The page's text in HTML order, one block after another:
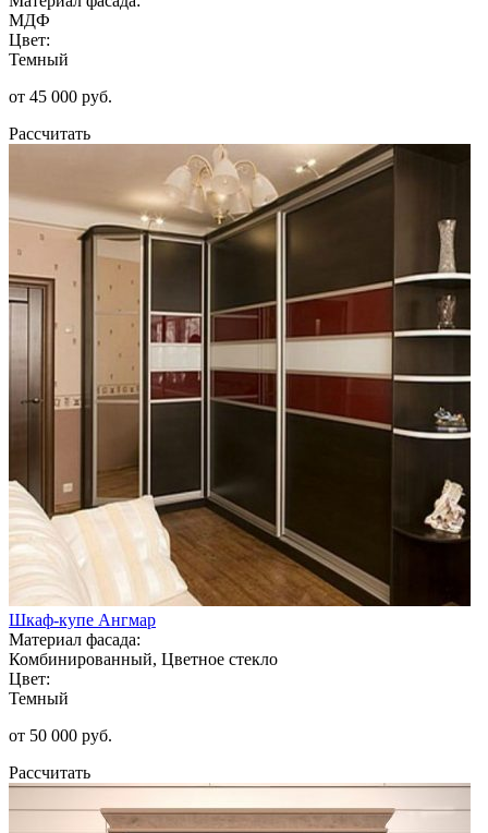
МДФ
Цвет:
Темный
от 45 000 руб.
Рассчитать
Шкаф-купе Ангмар
Материал фасада:
Комбинированный, Цветное стекло
Цвет:
Темный
от 50 000 руб.
Рассчитать